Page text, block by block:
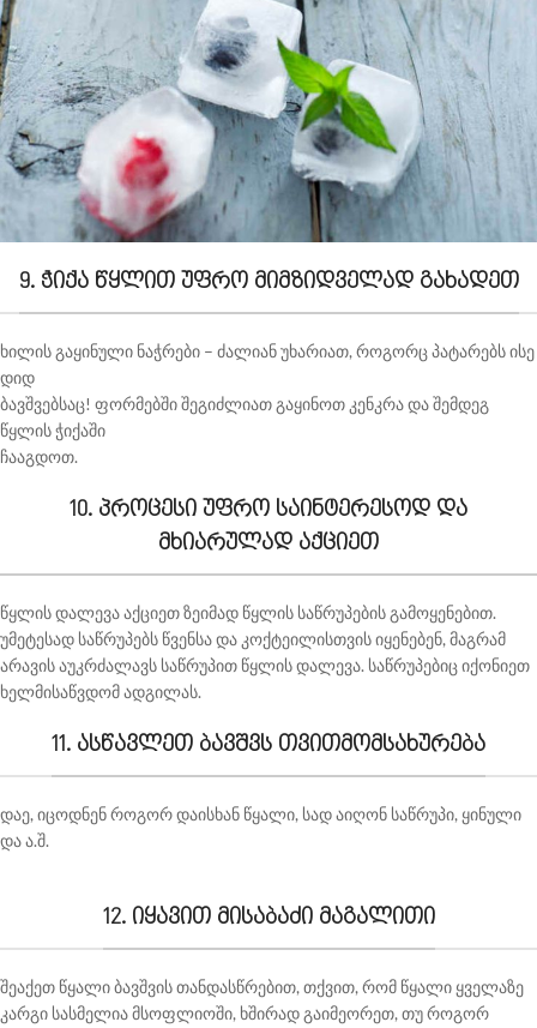
9. ჭიქა წყლით უფრო მიმზიდველად გახადეთ
ხილის გაყინული ნაჭრები – ძალიან უხარიათ, როგორც პატარებს ისე
დიდ
ბავშვებსაც! ფორმებში შეგიძლიათ გაყინოთ კენკრა და შემდეგ
წყლის ჭიქაში
ჩააგდოთ.
10. პროცესი უფრო საინტერესოდ და
მხიარულად აქციეთ
წყლის დალევა აქციეთ ზეიმად წყლის საწრუპების გამოყენებით.
უმეტესად საწრუპებს წვენსა და კოქტეილისთვის იყენებენ, მაგრამ
არავის აუკრძალავს საწრუპით წყლის დალევა. საწრუპებიც იქონიეთ
ხელმისაწვდომ ადგილას.
11. ასწავლეთ ბავშვს თვითმომსახურება
დაე, იცოდნენ როგორ დაისხან წყალი, სად აიღონ საწრუპი, ყინული
და ა.შ.
12. იყავით მისაბაძი მაგალითი
შეაქეთ წყალი ბავშვის თანდასწრებით, თქვით, რომ წყალი ყველაზე
კარგი სასმელია მსოფლიოში, ხშირად გაიმეორეთ, თუ როგორ